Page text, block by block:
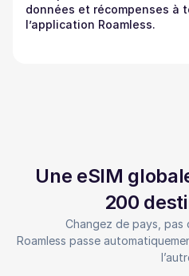
données et récompenses à
l’application Roamless.
Une eSIM
200
Changez de pays, pas
Roamless passe